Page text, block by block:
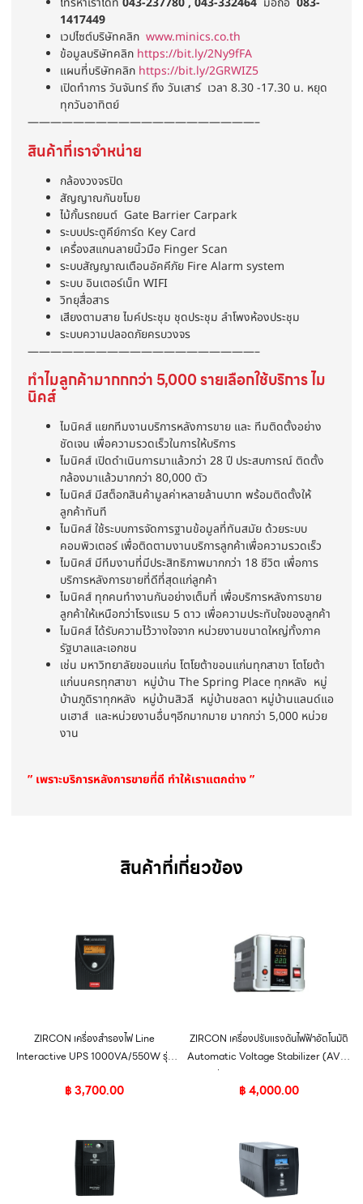
1417449
เวปไซต์บริษัทคลิก www.minics.co.th
ข้อมูลบริษัทคลิก https://bit.ly/2Ny9fFA
แผนที่บริษัทคลิก https://bit.ly/2GRWIZ5
เปิดทำการ วันจันทร์ ถึง วันเสาร์ เวลา 8.30 -17.30 น. หยุด
ทุกวันอาทิตย์
————————————————————–
สินค้าที่เราจำหน่าย
กล้องวงจรปิด
สัญญาณกันขโมย
ไม้กั้นรถยนต์ Gate Barrier Carpark
ระบบประตูคีย์การ์ด Key Card
เครื่องสแกนลายนิ้วมือ Finger Scan
ระบบสัญญาณเตือนอัคคีภัย Fire Alarm system
ระบบ อินเตอร์เน็ท WIFI
วิทยุสื่อสาร
เสียงตามสาย ไมค์ประชุม ชุดประชุม ลำโพงห้องประชุม
ระบบความปลอดภัยครบวงจร
————————————————————–
ทำไมลูกค้ามากกกว่า 5,000 รายเลือกใช้บริการ ไม
นิคส์
ไมนิคส์ แยกทีมงานบริการหลังการขาย และ ทีมติดตั้งอย่าง
ชัดเจน เพื่อความรวดเร็วในการให้บริการ
ไมนิคส์ เปิดดำเนินการมาแล้วกว่า 28 ปี ประสบการณ์ ติดตั้ง
กล้องมาแล้วมากกว่า 80,000 ตัว
ไมนิคส์ มีสต็อกสินค้ามูลค่าหลายล้านบาท พร้อมติดตั้งให้
ลูกค้าทันที
ไมนิคส์ ใช้ระบบการจัดการฐานข้อมูลที่ทันสมัย ด้วยระบบ
คอมพิวเตอร์ เพื่อติดตามงานบริการลูกค้าเพื่อความรวดเร็ว
ไมนิคส์ มีทีมงานที่มีประสิทธิภาพมากกว่า 18 ชีวิต เพื่อการ
บริการหลังการขายที่ดีที่สุดแก่ลูกค้า
ไมนิคส์ ทุกคนทำงานกันอย่างเต็มที่ เพื่อบริการหลังการขาย
ลูกค้าให้เหนือกว่าโรงแรม 5 ดาว เพื่อความประทับใจของลูกค้า
ไมนิคส์ ได้รับความไว้วางใจจาก หน่วยงานขนาดใหญ่ทั้งภาค
รัฐบาลและเอกชน
เช่น มหาวิทยาลัยขอนแก่น โตโยต้าขอนแก่นทุกสาขา โตโยต้า
แก่นนครทุกสาขา หมู่บ้าน The Spring Place ทุกหลัง หมู่
บ้านภูดิราทุกหลัง หมู่บ้านสิวลี หมู่บ้านชลดา หมู่บ้านแลนด์แอ
นเฮาส์ และหน่วยงานอื่นๆอีกมากมาย มากกว่า 5,000 หน่วย
งาน
” เพราะบริการหลังการขายที่ดี ทำให้เราแตกต่าง ”
สินค้าที่เกี่ยวข้อง
ZIRCON เครื่องสำรองไฟ Line
Interactive UPS 1000VA/550W รุ่น
฿3,700.00
ZIRCON เครื่องปรับแรงดันไฟฟ้าอัตโนมัติ
Automatic Voltage Stabilizer (AVS)
รุ่น HDR 1000VA/800W
฿4,000.00